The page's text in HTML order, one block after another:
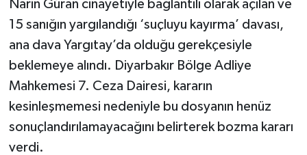
Narin Güran cinayetiyle bağlantılı olarak açılan ve
15 sanığın yargılandığı ‘suçluyu kayırma’ davası,
ana dava Yargıtay’da olduğu gerekçesiyle
beklemeye alındı. Diyarbakır Bölge Adliye
Mahkemesi 7. Ceza Dairesi, kararın
kesinleşmemesi nedeniyle bu dosyanın henüz
sonuçlandırılamayacağını belirterek bozma kararı
verdi.